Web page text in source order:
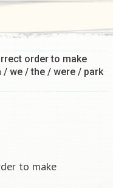
order to make
/ we / the / were / park
to make